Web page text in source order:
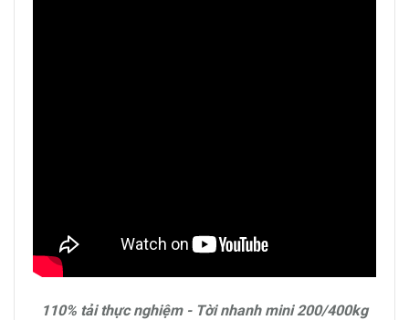
110% tải thực nghiệm - Tời nhanh mini 200/400kg